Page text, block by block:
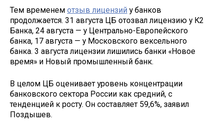
Тем временем отзыв лицензий у банков
продолжается. 31 августа ЦБ отозвал лицензию у К2
Банка, 24 августа — у Центрально-Европейского
банка, 17 августа — у Московского вексельного
банка. 3 августа лицензии лишились банки «Новое
время» и Новый промышленный банк.
В целом ЦБ оценивает уровень концентрации
банковского сектора России как средний, с
тенденцией к росту. Он составляет 59,6%, заявил
Поздышев.